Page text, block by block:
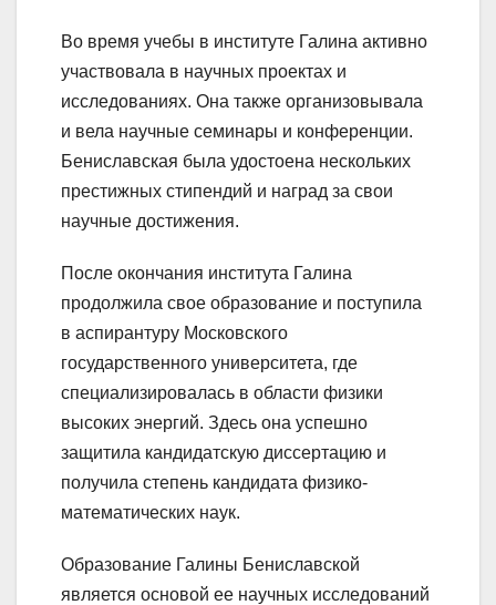
Во время учебы в институте Галина активно
участвовала в научных проектах и
исследованиях. Она также организовывала
и вела научные семинары и конференции.
Бениславская была удостоена нескольких
престижных стипендий и наград за свои
научные достижения.
После окончания института Галина
продолжила свое образование и поступила
в аспирантуру Московского
государственного университета, где
специализировалась в области физики
высоких энергий. Здесь она успешно
защитила кандидатскую диссертацию и
получила степень кандидата физико-
математических наук.
Образование Галины Бениславской
является основой ее научных исследований